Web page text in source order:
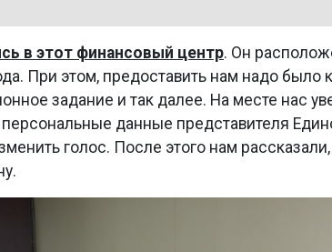
в этот финансовый центр. Он
При этом, предоставить нам надо было
задание и так далее. На месте нас
данные представителя
голос. После этого нам рассказали,